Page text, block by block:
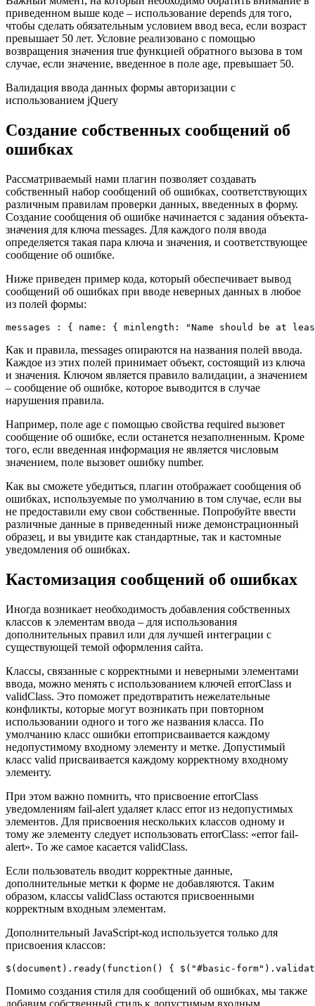
приведенном выше коде – использование depends для того,
чтобы сделать обязательным условием ввод веса, если возраст
превышает 50 лет. Условие реализовано с помощью
возвращения значения true функцией обратного вызова в том
случае, если значение, введенное в поле age, превышает 50.
Валидация ввода данных формы авторизации с
использованием jQuery
Создание собственных сообщений об
ошибках
Рассматриваемый нами плагин позволяет создавать
собственный набор сообщений об ошибках, соответствующих
различным правилам проверки данных, введенных в форму.
Создание сообщения об ошибке начинается с задания объекта-
значения для ключа messages. Для каждого поля ввода
определяется такая пара ключа и значения, и соответствующее
сообщение об ошибке.
Ниже приведен пример кода, который обеспечивает вывод
сообщений об ошибках при вводе неверных данных в любое
из полей формы:
messages : { name: { minlength: "Name should be at
Как и правила, messages опираются на названия полей ввода.
Каждое из этих полей принимает объект, состоящий из ключа
и значения. Ключом является правило валидации, а значением
– сообщение об ошибке, которое выводится в случае
нарушения правила.
Например, поле age с помощью свойства required вызовет
сообщение об ошибке, если останется незаполненным. Кроме
того, если введенная информация не является числовым
значением, поле вызовет ошибку number.
Как вы сможете убедиться, плагин отображает сообщения об
ошибках, используемые по умолчанию в том случае, если вы
не предоставили ему свои собственные. Попробуйте ввести
различные данные в приведенный ниже демонстрационный
образец, и вы увидите как стандартные, так и кастомные
уведомления об ошибках.
Кастомизация сообщений об ошибках
Иногда возникает необходимость добавления собственных
классов к элементам ввода – для использования
дополнительных правил или для лучшей интеграции с
существующей темой оформления сайта.
Классы, связанные с корректными и неверными элементами
ввода, можно менять с использованием ключей errorClass и
validClass. Это поможет предотвратить нежелательные
конфликты, которые могут возникать при повторном
использовании одного и того же названия класса. По
умолчанию класс ошибки errorприсваивается каждому
недопустимому входному элементу и метке. Допустимый
класс valid присваивается каждому корректному входному
элементу.
При этом важно помнить, что присвоение errorClass
уведомлениям fail-alert удаляет класс error из недопустимых
элементов. Для присвоения нескольких классов одному и
тому же элементу следует использовать errorClass: «error fail-
alert». То же самое касается validClass.
Если пользователь вводит корректные данные,
дополнительные метки к форме не добавляются. Таким
образом, классы validClass остаются присвоенными
корректным входным элементам.
Дополнительный JavaScript-код используется только для
присвоения классов:
$(document).ready(function() { $("#basic-
Помимо создания стиля для сообщений об ошибках, мы также
добавим собственный стиль к допустимым входным